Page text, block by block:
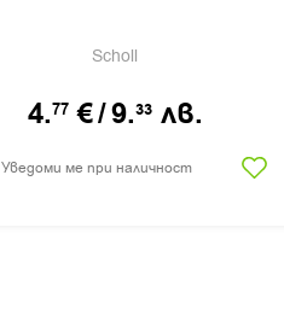
Scholl
4.77 €/9.33 лв.
Уведоми ме при наличност